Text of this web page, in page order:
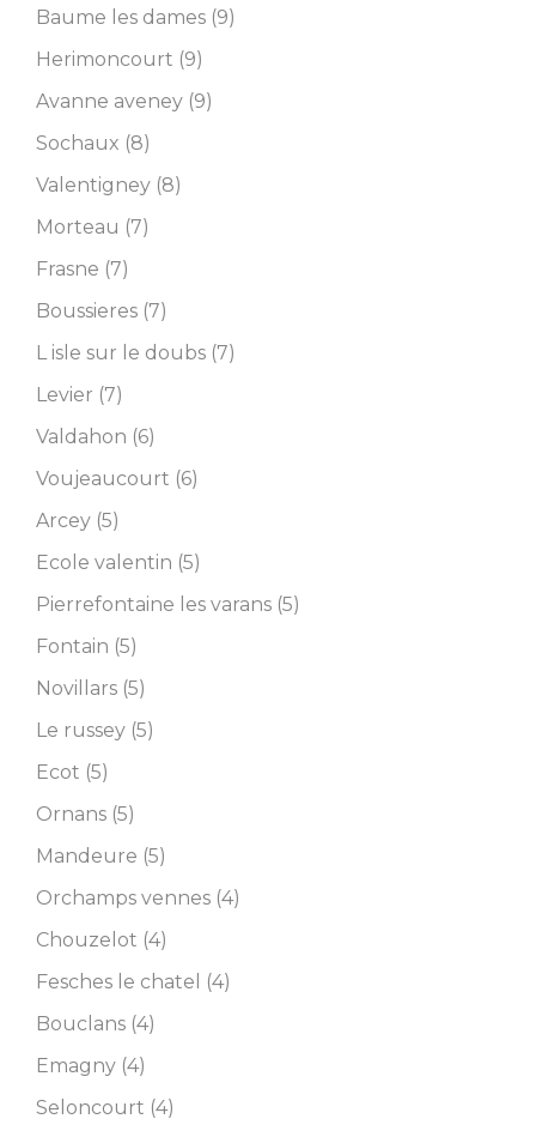
Baume les dames (9)
Herimoncourt (9)
Avanne aveney (9)
Sochaux (8)
Valentigney (8)
Morteau (7)
Frasne (7)
Boussieres (7)
L isle sur le doubs (7)
Levier (7)
Valdahon (6)
Voujeaucourt (6)
Arcey (5)
Ecole valentin (5)
Pierrefontaine les varans (5)
Fontain (5)
Novillars (5)
Le russey (5)
Ecot (5)
Ornans (5)
Mandeure (5)
Orchamps vennes (4)
Chouzelot (4)
Fesches le chatel (4)
Bouclans (4)
Emagny (4)
Seloncourt (4)